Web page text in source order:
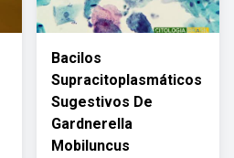
Bacilos
Supracitoplasmáticos
Sugestivos De
Gardnerella
Mobiluncus